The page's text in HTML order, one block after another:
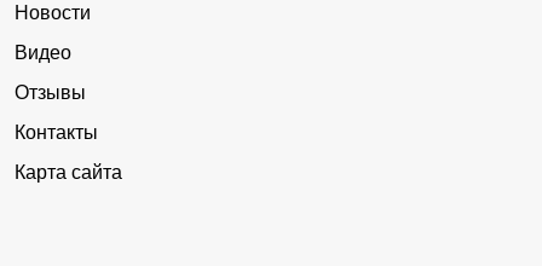
Новости
Видео
Отзывы
Контакты
Карта сайта